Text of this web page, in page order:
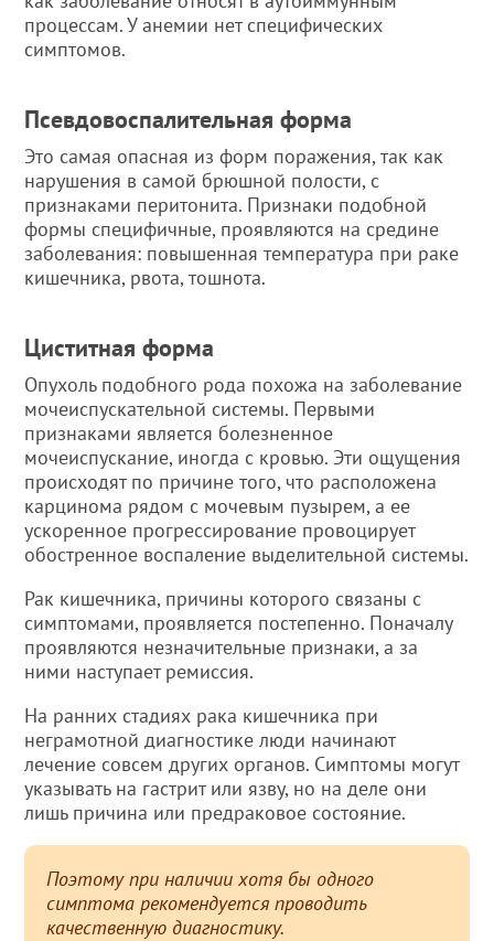
процессам. У анемии нет специфических
симптомов.
Псевдовоспалительная форма
Это самая опасная из форм поражения, так как
нарушения в самой брюшной полости, с
признаками перитонита. Признаки подобной
формы специфичные, проявляются на средине
заболевания: повышенная температура при раке
кишечника, рвота, тошнота.
Циститная форма
Опухоль подобного рода похожа на заболевание
мочеиспускательной системы. Первыми
признаками является болезненное
мочеиспускание, иногда с кровью. Эти ощущения
происходят по причине того, что расположена
карцинома рядом с мочевым пузырем, а ее
ускоренное прогрессирование провоцирует
обостренное воспаление выделительной системы.
Рак кишечника, причины которого связаны с
симптомами, проявляется постепенно. Поначалу
проявляются незначительные признаки, а за
ними наступает ремиссия.
На ранних стадиях рака кишечника при
неграмотной диагностике люди начинают
лечение совсем других органов. Симптомы могут
указывать на гастрит или язву, но на деле они
лишь причина или предраковое состояние.
Поэтому при наличии хотя бы одного
симптома рекомендуется проводить
качественную диагностику.